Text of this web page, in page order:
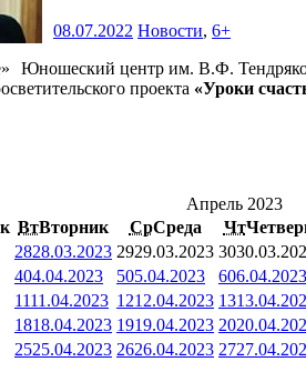
08.07.2022 Новости, 6+
Юношеский центр им. В.Ф.
проекта «Уроки
Апрель 2023
ВтВторник СрСреда Чт
2828.03.2023 2929.03.2023 30
404.04.2023 505.04.2023 606.04.2023
1111.04.2023 1212.04.2023 13
1818.04.2023 1919.04.2023 20
2525.04.2023 2626.04.2023 27